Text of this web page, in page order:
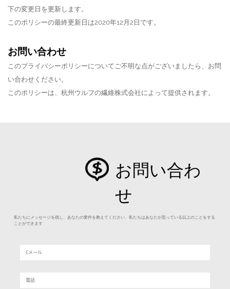
下の変更日を更新します。
このポリシーの最終更新日は2020年12月2日です。
お問い合わせ
このプライバシーポリシーについてご不明な点がございましたら、お問
い合わせください。
このポリシーは、杭州ウルフの繊維株式会社によって提供されます。
お問い合わ
せ
私たちにメッセージを残し、あなたの要件を教えてください、私たちはあなたが思っている以上のことをする
ことができます